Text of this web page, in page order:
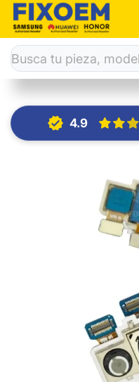
Inicio Cámaras Celulares
4.9